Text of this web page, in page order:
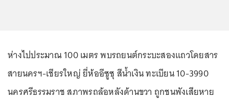
ห่างไปประมาณ 100 เมตร พบรถยนต์กระบะสองแถวโดยสาร
สายนครฯ-เชียรใหญ่ ยี่ห้ออีซูซุ สีน้ำเงิน ทะเบียน 10-3990
นครศรีธรรมราช สภาพรถล้อหลังด้านขวา ถูกชนพังเสียหาย